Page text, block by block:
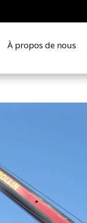
À propos de nous